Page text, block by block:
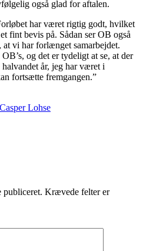
også glad for aftalen.
har været rigtig godt, hvilket
fint bevis på. Sådan ser OB også
vi har forlænget samarbejdet.
og det er tydeligt at se, at der
år, jeg har været i
fortsætte fremgangen.”
Casper Lohse
publiceret. Krævede felter er